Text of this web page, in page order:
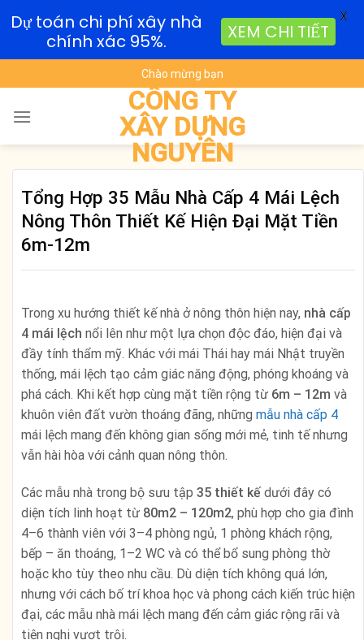
to
content
Chào mừng bạn
CÔNG TY
XÂY DỰNG
NGUYÊN
Tổng Hợp 35 Mẫu Nhà Cấp 4 Mái Lệch
Nông Thôn Thiết Kế Hiện Đại Mặt Tiền
6m-12m
Trong xu hướng thiết kế nhà ở nông thôn hiện nay, nhà cấp
4 mái lệch nổi lên như một lựa chọn độc đáo, hiện đại và
đầy tính thẩm mỹ. Khác với mái Thái hay mái Nhật truyền
thống, mái lệch tạo cảm giác năng động, phóng khoáng và
phá cách. Khi kết hợp cùng mặt tiền rộng từ 6m – 12m và
khuôn viên đất vườn thoáng đãng, những mẫu nhà cấp 4
mái lệch mang đến không gian sống mới mẻ, tinh tế nhưng
vẫn hài hòa với cảnh quan nông thôn.
Các mẫu nhà trong bộ sưu tập 35 thiết kếdưới đây có
diện tích linh hoạt từ 80m2 – 120m2, phù hợp cho gia đình
4–6 thành viên với 3–4 phòng ngủ, 1 phòng khách rộng,
bếp – ăn thoáng, 1–2 WC và có thể bổ sung phòng thờ
hoặc kho tùy theo nhu cầu. Dù diện tích không quá lớn,
nhưng với cách bố trí khoa học và phong cách kiến trúc hiện
đại, các mẫu nhà mái lệch mang đến cảm giác rộng rãi và
tiện nghi vượt trội.
Dự toán chi phí xây nhà
chính xác 95%.
XEM CHI TIẾT
X